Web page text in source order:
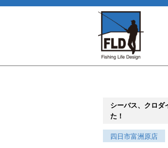
シーバス、クロダ
た！
四日市富洲原店